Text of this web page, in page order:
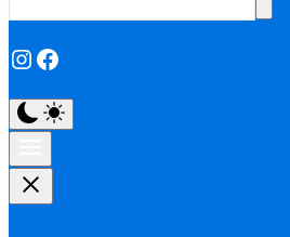
Instagram
Facebook